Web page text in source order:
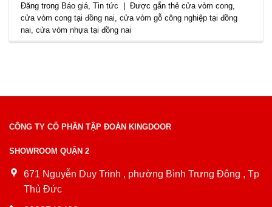
Đăng trong Báo giá ,Tin tức Được gắn thẻcửa vòm cong
cửa vòm cong tại đồng nai ,cửa vòm gỗ công nghiệp tại đồng
nai ,cửa vòm nhựa tại đồng nai
CÔNG TY CỔ PHẦN TẬP ĐOÀN KINGDOOR
SHOWROOM QUẬN 2
671 Nguyễn Duy Trinh , phường Bình Trưng Đông , Tp
Thủ Đức